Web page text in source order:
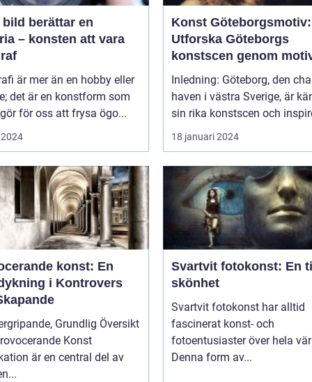
bild berättar en
– konsten att vara
är mer än en hobby eller
det är en konstform som
för oss att frysa ögo...
Konst Göteborgsmotiv:
Utforska Göteborgs
konstscen genom
målningar
Inledning: Göteborg, den
haven i västra Sverige, är
sin rika konstscen och
18 januari 2024
konst: En
i Kontrovers
Grundlig Översikt
Konst
är en central del av
Svartvit fotokonst: En
skönhet
Svartvit fotokonst har alltid
fascinerat konst- och
fotoentusiaster över hela
Denna form av...